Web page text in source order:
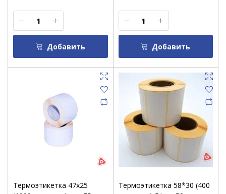
Добавить Добавить
Термоэтикетка 47х25
Термоэтикетка 58*30 (400